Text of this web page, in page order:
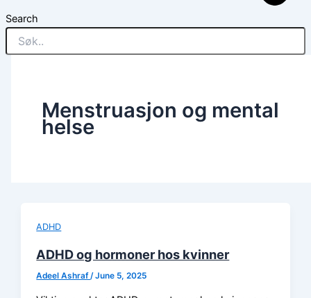
Search
Menstruasjon og mental
helse
ADHD
ADHD og hormoner hos kvinner
Adeel Ashraf /June 5, 2025